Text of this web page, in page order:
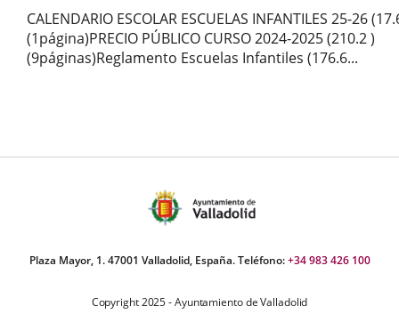
CALENDARIO ESCOLAR ESCUELAS INFANTILES 25-26
(1página)PRECIO PÚBLICO CURSO 2024-2025 (210.2 )
(9páginas)Reglamento Escuelas Infantiles (176.6...
Plaza Mayor, 1. 47001 Valladolid, España. Teléfono:+34 983 426 100
Copyright 2025 - Ayuntamiento de Valladolid